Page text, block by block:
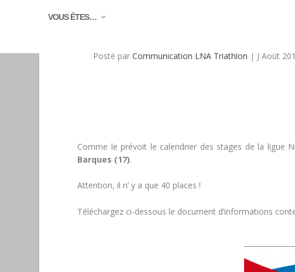
VOUS ÊTES…
Posté par Communication LNA Triathlon | J Août
Comme le prévoit le calendrier des stages de la ligue
Barques (17).
Attention, il n’ y a que 40 places !
Téléchargez ci-dessous le document d’informations